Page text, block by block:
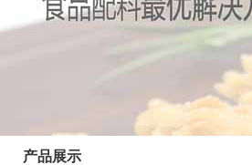
产品展示